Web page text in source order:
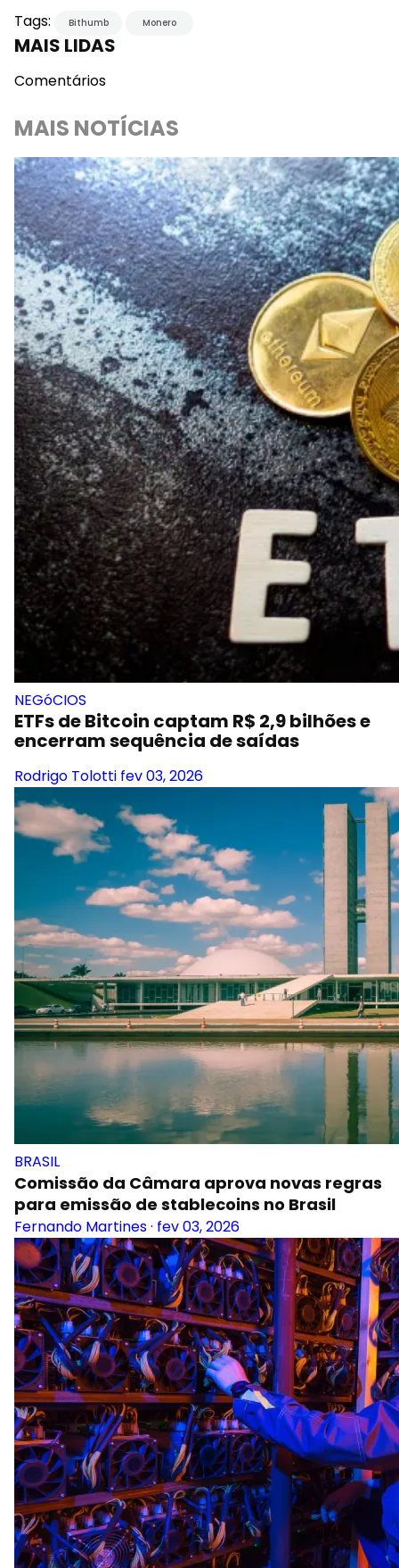
Tags: Bithumb Monero
MAIS LIDAS
Comentários
MAIS NOTÍCIAS
NEGóCIOS
ETFs de Bitcoin captam R$ 2,9 bilhões e
encerram sequência de saídas
Rodrigo Tolotti fev 03, 2026
BRASIL
Comissão da Câmara aprova novas regras
para emissão de stablecoins no Brasil
Fernando Martines· fev 03, 2026